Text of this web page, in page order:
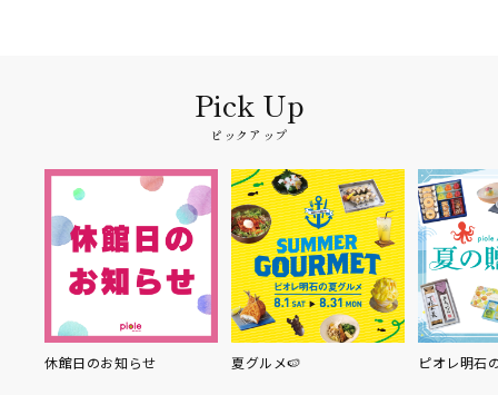
ピックアップ
休館日のお知らせ 夏グルメ🍉 ピオレ明石